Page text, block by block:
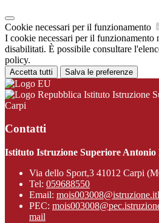
Cookie necessari per il funzionamento
I cookie necessari per il funzionamento
disabilitati. È possibile consultare
policy.
Accetta tutti Salva le preferenze
Istituto Istruzione
Carpi
Contatti
Istituto Istruzione Superiore
Via dello Sport,3 41012 Carpi
Tel: 059688550
Email: mois003008@istruzione.it
PEC:
mail